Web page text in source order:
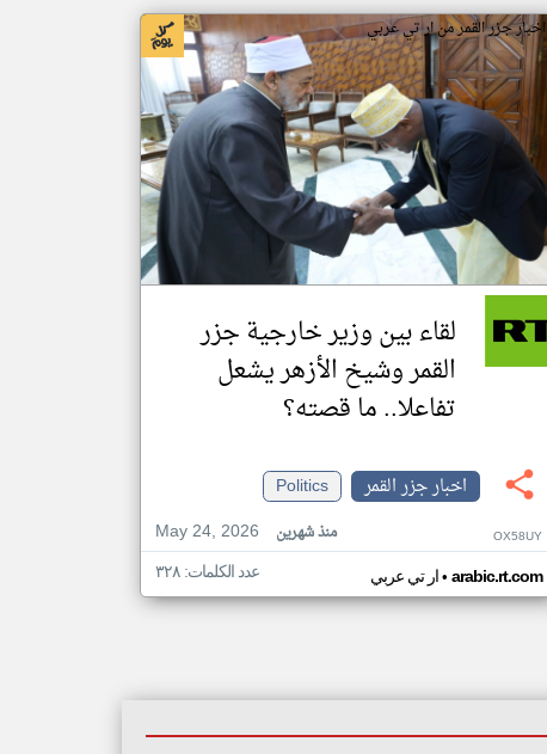
اخبار جزر القمر من ار تي عربي
لقاء بين وزير خارجية جزر
القمر وشيخ الأزهر يشعل
تفاعلا.. ما قصته؟
اخبار جزر القمر
Politics
May 24, 2026
منذ شهرين OX58UY
ار تي عربي• arabic.rt.com عدد الكلمات: ٣٢٨